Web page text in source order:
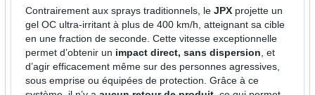
Contrairement aux sprays traditionnels, leJPX projette un
gel OC ultra-irritant à plus de 400 km/h, atteignant sa cible
en une fraction de seconde. Cette vitesse exceptionnelle
permet d’obtenir un impact direct, sans dispersion , et
d’agir efficacement même sur des personnes agressives,
sous emprise ou équipées de protection. Grâce à ce